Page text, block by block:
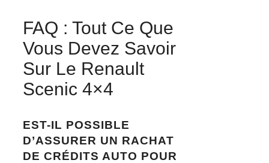
FAQ : Tout Ce Que
Vous Devez Savoir
Sur Le Renault
Scenic 4×4
EST-IL POSSIBLE
D’ASSURER UN RACHAT
DE CRÉDITS AUTO POUR